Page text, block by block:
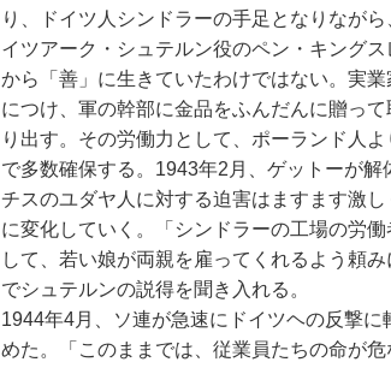
り、ドイツ人シンドラーの手足となりなが
イツアーク・シュテルン役のペン・キング
から「善」に生きていたわけではない。実
につけ、軍の幹部に金品をふんだんに贈っ
り出す。その労働力として、ポーランド人
で多数確保する。1943年2月、ゲットーが
チスのユダヤ人に対する迫害はますます激
に変化していく。「シンドラーの工場の労
して、若い娘が両親を雇ってくれるよう頼
でシュテルンの説得を聞き入れる。
1944年4月、ソ連が急速にドイツヘの反撃
めた。「このままでは、従業員たちの命が